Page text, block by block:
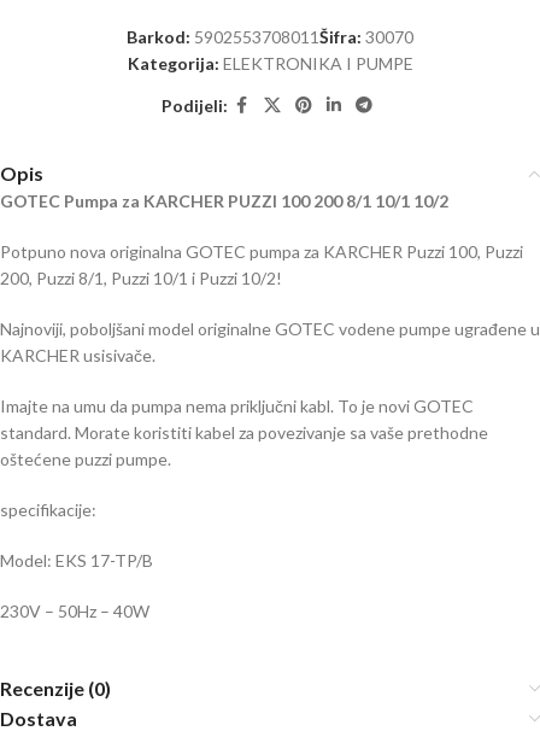
Barkod: 5902553708011Šifra: 30070
Kategorija: ELEKTRONIKA I PUMPE
Podijeli:
Opis
GOTEC Pumpa za KARCHER PUZZI 100 200 8/1 10/1 10/2
Potpuno nova originalna GOTEC pumpa za KARCHER Puzzi 100, Puzzi
200, Puzzi 8/1, Puzzi 10/1 i Puzzi 10/2!
Najnoviji, poboljšani model originalne GOTEC vodene pumpe ugrađene u
KARCHER usisivače.
Imajte na umu da pumpa nema priključni kabl. To je novi GOTEC
standard. Morate koristiti kabel za povezivanje sa vaše prethodne
oštećene puzzi pumpe.
specifikacije:
Model: EKS 17-TP/B
230V – 50Hz – 40W
Recenzije (0)
Dostava